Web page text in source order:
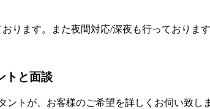
ります。また夜間対応/深夜も行っております
トと面談
ントが、お客様のご希望を詳しくお伺い致